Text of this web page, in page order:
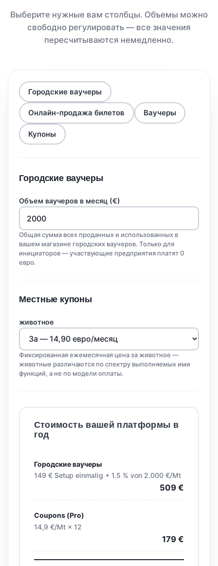
Выберите нужные вам столбцы. Объемы можно
свободно регулировать — все значения
пересчитываются немедленно.
Городские ваучеры
Онлайн-продажа билетов Ваучеры
Купоны
Городские ваучеры
Объем ваучеров в месяц (€)
Общая сумма всех проданных и использованных в
вашем магазине городских ваучеров. Только для
инициаторов — участвующие предприятия платят 0
евро.
Местные купоны
животное
Фиксированная ежемесячная цена за животное —
животные различаются по спектру выполняемых ими
функций, а не по модели оплаты.
Стоимость вашей платформы в
год
Городские ваучеры
149 € Setup einmalig + 1.5 % von 2.000 €/Mt
509 €
Coupons (Pro)
14,9 €/Mt × 12
179 €